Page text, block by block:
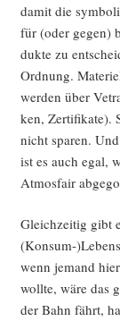
damit die
für (oder gegen)
duk­te zu
Ord­nung.
wer­den über
ken, Zer­ti­fi­ka­te).
nicht spa­ren.
ist es auch egal,
Atmos­fair
Gleich­zei­tig gibt
(Konsum-
wenn jemand
woll­te, wäre das
der Bahn fährt,